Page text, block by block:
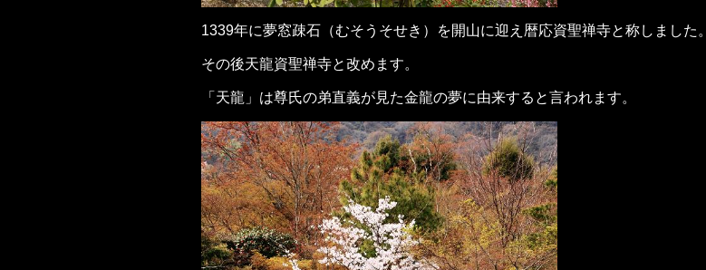
1339年に夢窓疎石（むそうそせき）を開山に迎え暦応資聖禅寺と称しました。
その後天龍資聖禅寺と改めます。
「天龍」は尊氏の弟直義が見た金龍の夢に由来すると言われます。